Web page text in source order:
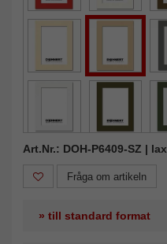
Art.Nr.: DOH-P6409-SZ | lax
Fråga om artikeln
» till standard format